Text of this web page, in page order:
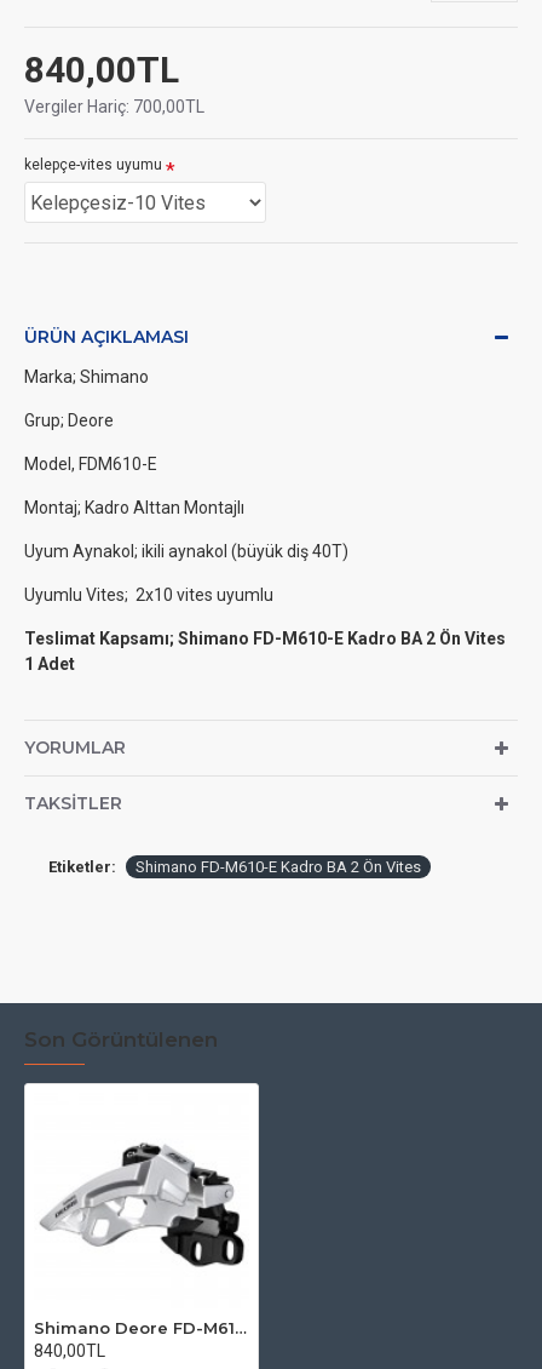
840,00TL
Vergiler Hariç: 700,00TL
kelepçe-vites uyumu
ÜRÜN AÇIKLAMASI
Marka; Shimano
Grup; Deore
Model, FDM610-E
Montaj; Kadro Alttan Montajlı
Uyum Aynakol; ikili aynakol (büyük diş 40T)
Uyumlu Vites; 2x10 vites uyumlu
Teslimat Kapsamı; Shimano FD-M610-E Kadro BA 2 Ön Vites
1 Adet
YORUMLAR
TAKSITLER
Etiketler: Shimano FD-M610-E Kadro BA 2 Ön Vites
Son Görüntülenen
Shimano Deore FD-M610-E Kadro Montaj BA 2 Ön Vites
840,00TL